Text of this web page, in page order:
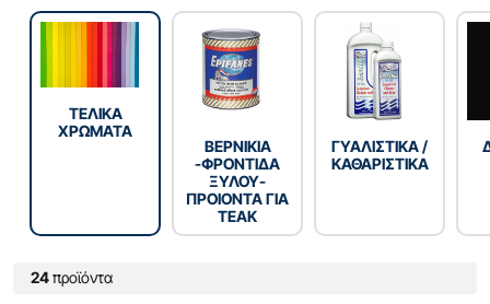
TEΛΙΚΑ
ΧΡΩΜΑΤΑ
ΒΕΡΝΙΚΙΑ
-ΦΡΟΝΤΙΔΑ
ΞΥΛΟΥ-
ΠΡΟΙΟΝΤΑ ΓΙΑ
TEAK
ΓΥΑΛΙΣΤΙΚΑ /
ΚΑΘΑΡΙΣΤΙΚΑ
24προϊόντα